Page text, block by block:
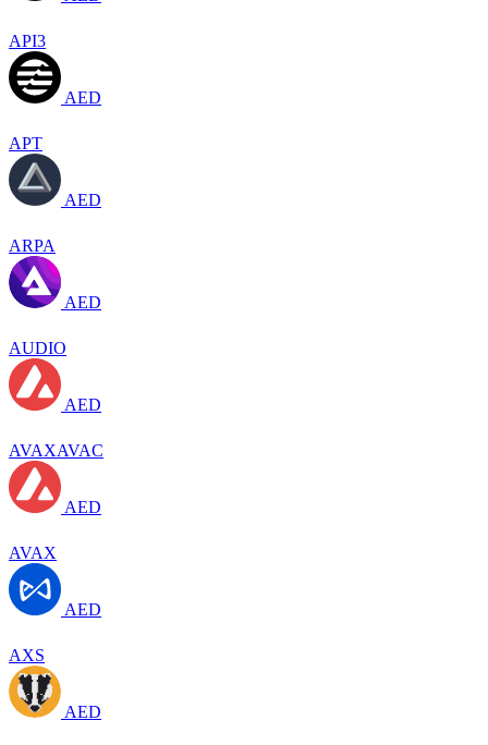
API3
AED
APT
AED
ARPA
AED
AUDIO
AED
AVAXAVAC
AED
AVAX
AED
AXS
AED